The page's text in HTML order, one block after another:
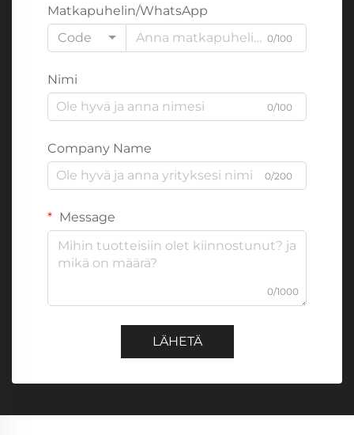
Matkapuhelin/WhatsApp
Code
0/100
Nimi
0/100
Company Name
0/200
Message
0/1000
LÄHETÄ